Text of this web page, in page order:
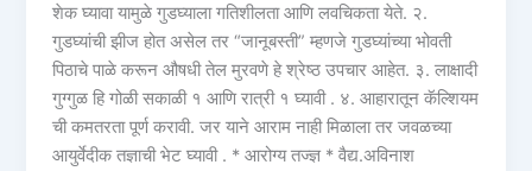
शेक घ्यावा यामुळे गुडघ्याला गतिशीलता आणि लवचिकता येते. २.
गुडघ्यांची झीज होत असेल तर “जानूबस्ती” म्हणजे गुडघ्यांच्या भोवती
पिठाचे पाळे करून औषधी तेल मुरवणे हे श्रेष्ठ उपचार आहेत. ३. लाक्षादी
गुग्गुळ हि गोळी सकाळी १ आणि रात्री १ घ्यावी . ४. आहारातून कॅल्शियम
ची कमतरता पूर्ण करावी. जर याने आराम नाही मिळाला तर जवळच्या
आयुर्वेदीक तज्ञाची भेट घ्यावी . * आरोग्य तज्ज्ञ * वैद्य.अविनाश